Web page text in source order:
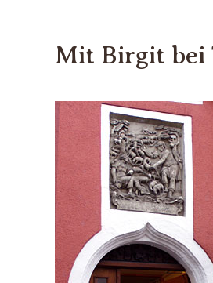
Mit Birgit bei